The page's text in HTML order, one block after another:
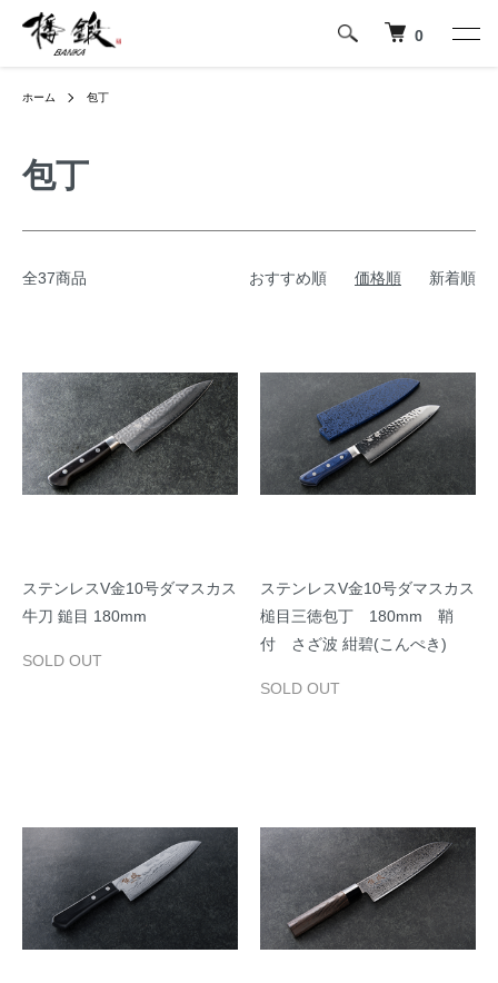
0
ホーム 包丁
包丁
全37商品 おすすめ順 価格順 新着順
ステンレスV金10号ダマスカス
牛刀 鎚目 180mm
SOLD OUT
ステンレスV金10号ダマスカス
槌目三徳包丁 180mm 鞘
付 さざ波 紺碧(こんぺき)
SOLD OUT